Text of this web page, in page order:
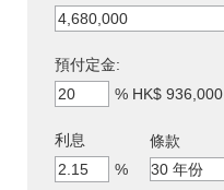
預付定金:
% HK$ 936,000
利息
%
條款